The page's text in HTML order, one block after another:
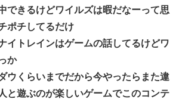
できるけどワイルズは暇だなーって思
ポチしてるだけ
イトレインはゲームの話してるけどワ
か
ウくらいまでだから今やったらまた違
と遊ぶのが楽しいゲームでこのコンテ